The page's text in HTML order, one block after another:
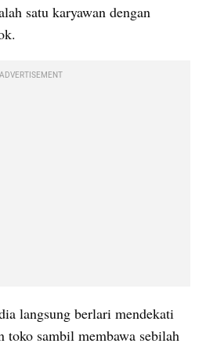
satu karyawan dengan
ADVERTISEMENT
langsung berlari mendekati
toko sambil membawa sebilah